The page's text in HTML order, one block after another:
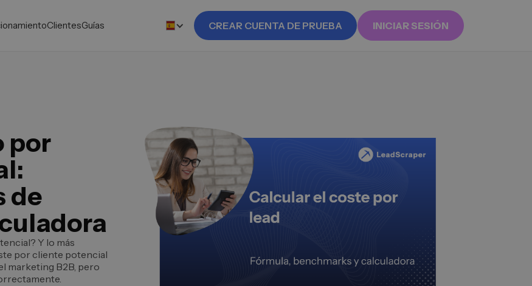
ClientesGuías CREAR CUENTA DE PRUEBA INICIAR SESIÓN
por
de
Y lo más
por cliente potencial
marketing B2B, pero